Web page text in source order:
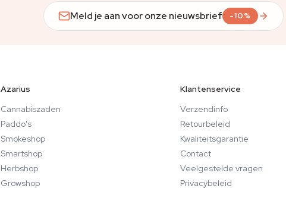
Meld je aan voor onze nieuwsbrief -10%
Azarius
Cannabiszaden
Paddo's
Smokeshop
Smartshop
Herbshop
Growshop
Klantenservice
Verzendinfo
Retourbeleid
Kwaliteitsgarantie
Contact
Veelgestelde vragen
Privacybeleid